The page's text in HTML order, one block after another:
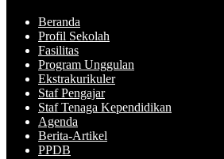
Beranda
Profil Sekolah
Fasilitas
Program Unggulan
Ekstrakurikuler
Staf Pengajar
Staf Tenaga Kependidikan
Agenda
Berita-Artikel
PPDB